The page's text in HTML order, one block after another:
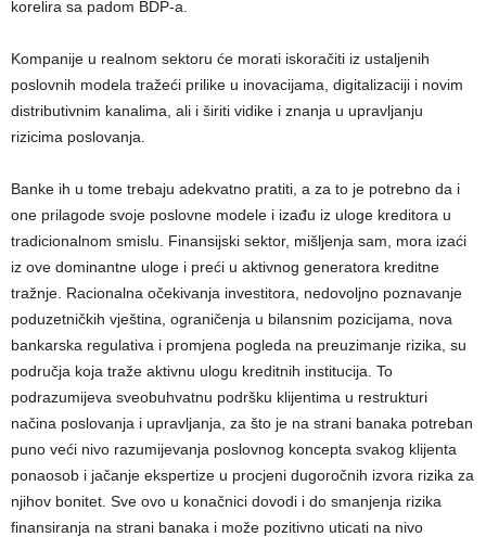
korelira sa padom BDP-a.
Kompanije u realnom sektoru će morati iskoračiti iz ustaljenih
poslovnih modela tražeći prilike u inovacijama, digitalizaciji i novim
distributivnim kanalima, ali i širiti vidike i znanja u upravljanju
rizicima poslovanja.
Banke ih u tome trebaju adekvatno pratiti, a za to je potrebno da i
one prilagode svoje poslovne modele i izađu iz uloge kreditora u
tradicionalnom smislu. Finansijski sektor, mišljenja sam, mora izaći
iz ove dominantne uloge i preći u aktivnog generatora kreditne
tražnje. Racionalna očekivanja investitora, nedovoljno poznavanje
poduzetničkih vještina, ograničenja u bilansnim pozicijama, nova
bankarska regulativa i promjena pogleda na preuzimanje rizika, su
područja koja traže aktivnu ulogu kreditnih institucija. To
podrazumijeva sveobuhvatnu podršku klijentima u restrukturi
načina poslovanja i upravljanja, za što je na strani banaka potreban
puno veći nivo razumijevanja poslovnog koncepta svakog klijenta
ponaosob i jačanje ekspertize u procjeni dugoročnih izvora rizika za
njihov bonitet. Sve ovo u konačnici dovodi i do smanjenja rizika
finansiranja na strani banaka i može pozitivno uticati na nivo